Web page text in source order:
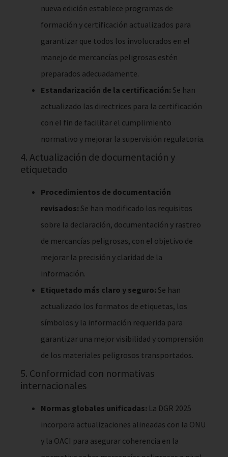
nueva edición establece programas de
formación y certificación actualizados para
garantizar que todos los involucrados en el
manejo de mercancías peligrosas estén
preparados adecuadamente.
Estandarización de la certificación: Se han
actualizado las directrices para la certificación
con el fin de facilitar el cumplimiento
normativo y mejorar la supervisión regulatoria.
4. Actualización de documentación y
etiquetado
Procedimientos de documentación
revisados: Se han modificado los requisitos
sobre la declaración, documentación y rastreo
de mercancías peligrosas, con el objetivo de
mejorar la precisión y claridad de la
información.
Etiquetado más claro y seguro: Se han
actualizado los formatos de etiquetas, los
símbolos y la información requerida para
garantizar una mejor visibilidad y comprensión
de los materiales peligrosos transportados.
5. Conformidad con normativas
internacionales
Normas globales unificadas: La DGR 2025
incorpora actualizaciones alineadas con la ONU
y la OACI para asegurar coherencia en la